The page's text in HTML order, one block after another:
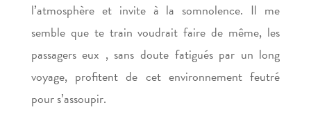
l’atmosphère et invite à la somnolence. Il me
semble que te train voudrait faire de même, les
passagers eux , sans doute fatigués par un long
voyage, profitent de cet environnement feutré
pour s’assoupir.